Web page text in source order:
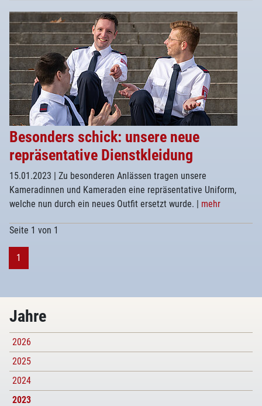
Besonders schick: unsere neue
repräsentative Dienstkleidung
15.01.2023 | Zu besonderen Anlässen tragen unsere
Kameradinnen und Kameraden eine repräsentative Uniform,
welche nun durch ein neues Outfit ersetzt wurde. | mehr
Seite 1 von 1
1
Jahre
2026
2025
2024
2023